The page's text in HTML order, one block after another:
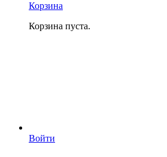
Корзина
Корзина пуста.
Войти